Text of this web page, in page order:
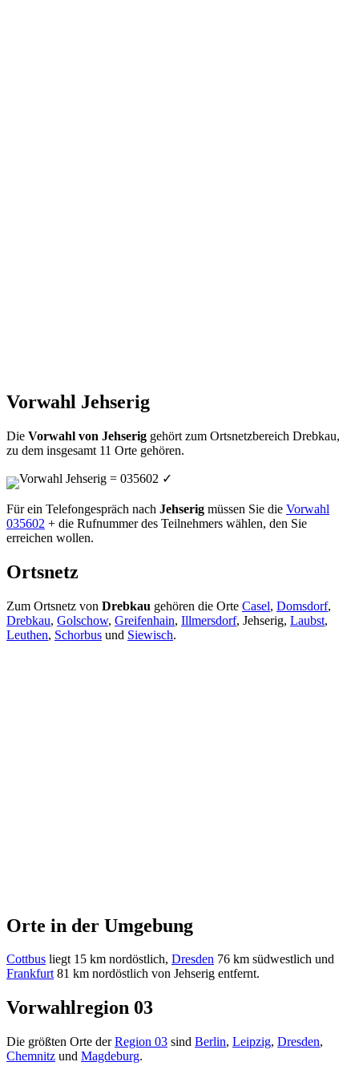
Vorwahl Jehserig
Die Vorwahl von Jehserig gehört zum Ortsnetzbereich Drebkau,
zu dem insgesamt 11 Orte gehören.
Vorwahl Jehserig = 035602 ✓
Für ein Telefongespräch nach Jehserig müssen Sie die Vorwahl
035602 + die Rufnummer des Teilnehmers wählen, den Sie
erreichen wollen.
Ortsnetz
Zum Ortsnetz von Drebkau gehören die Orte Casel, Domsdorf,
Drebkau, Golschow, Greifenhain, Illmersdorf, Jehserig, Laubst,
Leuthen, Schorbus und Siewisch.
Orte in der Umgebung
Cottbus liegt 15 km nordöstlich, Dresden 76 km südwestlich und
Frankfurt81 km nordöstlich von Jehserig entfernt.
Vorwahlregion 03
Die größten Orte derRegion 03 sind Berlin, Leipzig, Dresden,
Chemnitz und Magdeburg.